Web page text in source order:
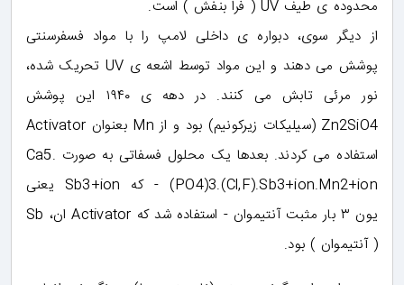
محدوده ی طیف UV ( فرا بنفش ) است.
از دیگر سوی، دبواره ی داخلی لامپ را با مواد فسفرسنتی
پوشش می دهند و این مواد توسط اشعه ی UV تحریک شده،
نور مرئی تابش می کنند. در دهه ی ۱۹۴۰ این پوشش
Zn2SiO4 (سیلیکات زیرکونیم) بود و از Mn بعنوان Activator
استفاده می کردند. بعدها یک محلول فسفاتی به صورت Ca5.
(PO4)3.(Cl,F).Sb3+ion.Mn2+ion - که Sb3+ion یعنی
یون ۳ بار مثبت آنتیموان - استفاده شد که Activator ان، Sb
( آنتیموان ) بود.